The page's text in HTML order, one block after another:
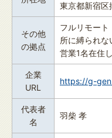
東京都新宿区
その他
の拠点
フルリモー
所に縛られ
営業1名在住
企業
URL
https://g-
代表者
名
羽柴 孝